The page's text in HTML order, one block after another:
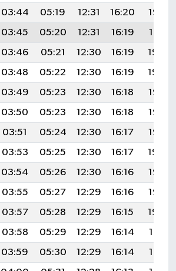
03:44 05:19 12:31 16:20
19:32
03:45 05:20 12:31 16:19
19:31
03:46 05:21 12:30 16:19
19:30
03:48 05:22 12:30 16:19
19:29
03:49 05:23 12:30 16:18
19:28
03:50 05:23 12:30 16:18
19:27
03:51 05:24 12:30 16:17
19:25
03:53 05:25 12:30 16:17
19:24
03:54 05:26 12:30 16:16
19:23
03:55 05:27 12:29 16:16
19:22
03:57 05:28 12:29 16:15
19:20
03:58 05:29 12:29 16:14
19:19
03:59 05:30 12:29 16:14
19:18